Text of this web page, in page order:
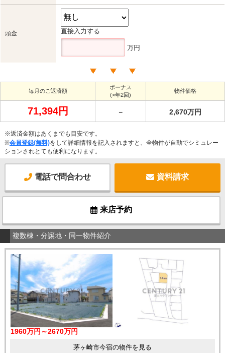
頭金 直接入力する
万円
毎月のご返済額
ボーナス
(×年2回)
物件価格
71,394円 － 2,670万円
※返済金額はあくまでも目安です。
※会員登録(無料)をして詳細情報を記入されますと、全物件が自動でシミュレー
ションされとても便利になります。
電話で問合わせ 資料請求
来店予約
複数棟・分譲地・同一物件紹介
1960万円～2670万円
茅ヶ崎市今宿の物件を見る